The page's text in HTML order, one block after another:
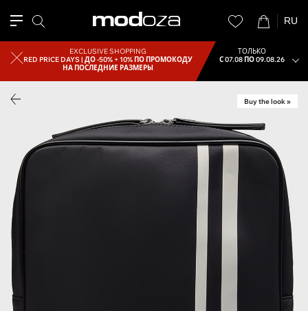
RU
EXCLUSIVE SHOPPING
RED PRICE DAYS |ДО -50% + 10% ПО ПРОМОКОДУ
НА ПОСЛЕДНИЕ РАЗМЕРЫ
ТОЛЬКО
С 07.08 ПО 09.08.26
Buy the look »